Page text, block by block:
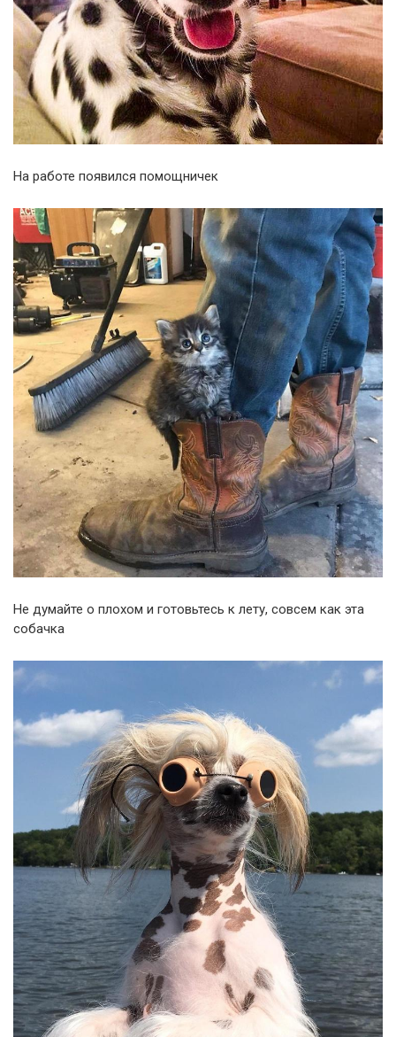
На работе появился помощничек
Не думайте о плохом и готовьтесь к лету, совсем как эта
собачка